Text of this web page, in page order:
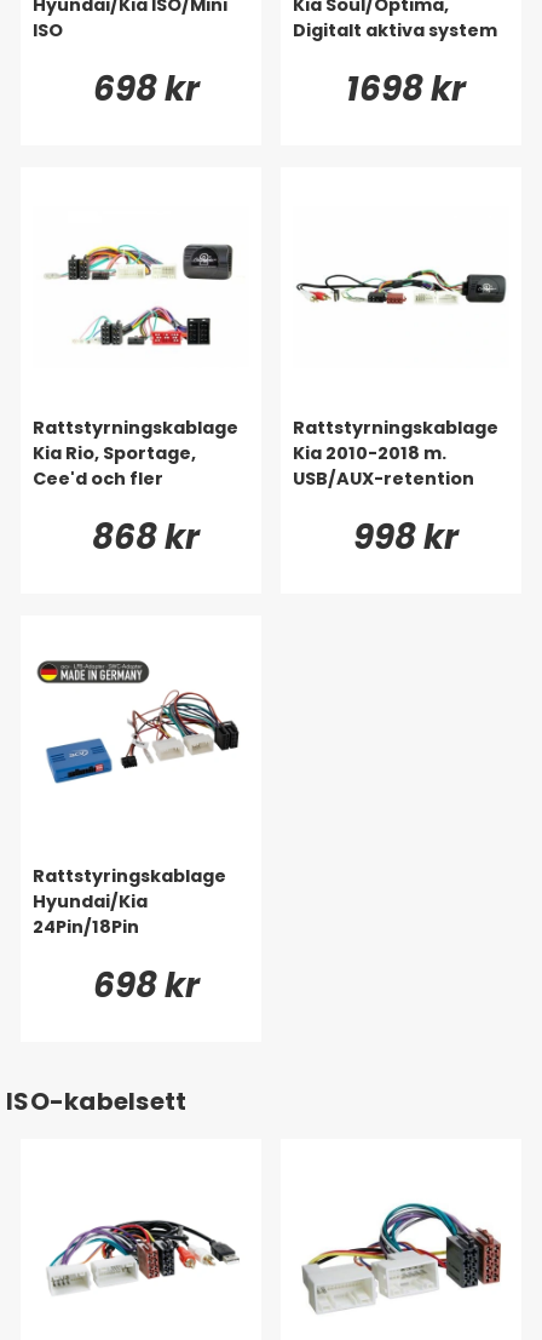
ISO
698 kr
Digitalt aktiva system
1698 kr
Rattstyrningskablage
Kia Rio, Sportage,
Cee'd och fler
868 kr
Rattstyrningskablage
Kia 2010-2018 m.
USB/AUX-retention
998 kr
Rattstyringskablage
Hyundai/Kia
24Pin/18Pin
698 kr
ISO-kabelsett